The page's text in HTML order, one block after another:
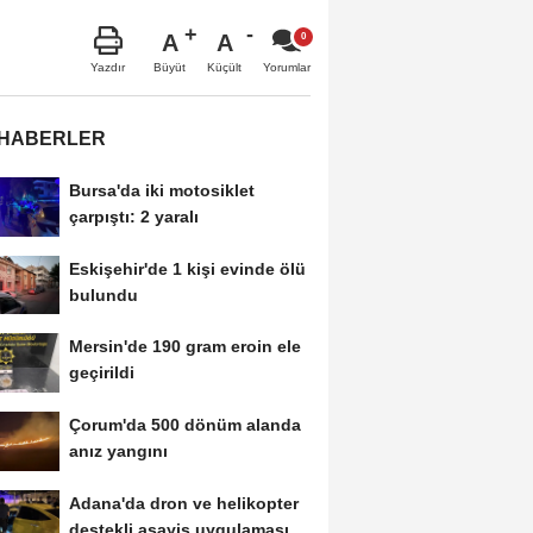
Yazdır
A
Büyüt
A
Küçült Yorumlar
Bursa'da iki motosiklet
çarpıştı: 2 yaralı
Eskişehir'de 1 kişi evinde ölü
bulundu
Mersin'de 190 gram eroin ele
geçirildi
Çorum'da 500 dönüm alanda
anız yangını
Adana'da dron ve helikopter